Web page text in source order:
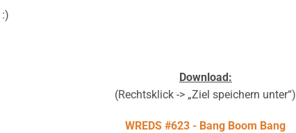
Download:
(Rechtsklick -> „Ziel speichern unter“)
WREDS #623 - Bang Boom Bang